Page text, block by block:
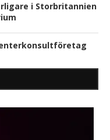
i Storbritannien